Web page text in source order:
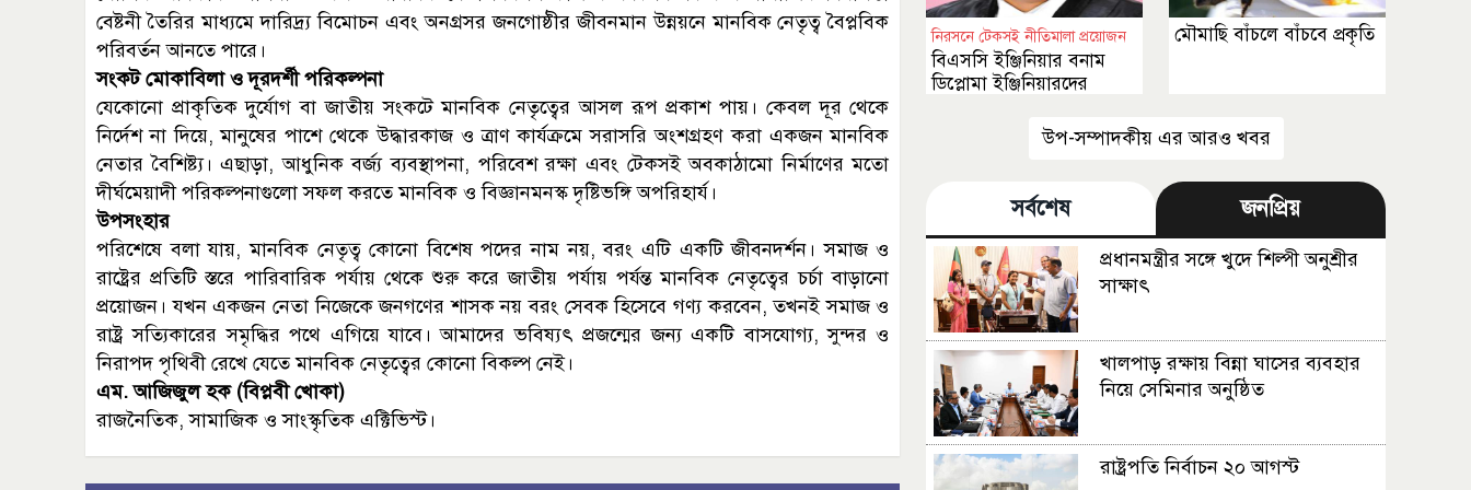
বেষ্টনী তৈরির মাধ্যমে দারিদ্র্য বিমোচন এবং অনগ্রসর জনগোষ্ঠীর জীবনমান উন্নয়নে মানবিক নেতৃত্ব বৈপ্লবিক
পরিবর্তন আনতে পারে।
সংকট মোকাবিলা ও দূরদর্শী পরিকল্পনা
যেকোনো প্রাকৃতিক দুর্যোগ বা জাতীয় সংকটে মানবিক নেতৃত্বের আসল রূপ প্রকাশ পায়। কেবল দূর থেকে
নির্দেশ না দিয়ে, মানুষের পাশে থেকে উদ্ধারকাজ ও ত্রাণ কার্যক্রমে সরাসরি অংশগ্রহণ করা একজন মানবিক
নেতার বৈশিষ্ট্য। এছাড়া, আধুনিক বর্জ্য ব্যবস্থাপনা, পরিবেশ রক্ষা এবং টেকসই অবকাঠামো নির্মাণের মতো
দীর্ঘমেয়াদী পরিকল্পনাগুলো সফল করতে মানবিক ও বিজ্ঞানমনস্ক দৃষ্টিভঙ্গি অপরিহার্য।
উপসংহার
পরিশেষে বলা যায়, মানবিক নেতৃত্ব কোনো বিশেষ পদের নাম নয়, বরং এটি একটি জীবনদর্শন। সমাজ ও
রাষ্ট্রের প্রতিটি স্তরে পারিবারিক পর্যায় থেকে শুরু করে জাতীয় পর্যায় পর্যন্ত মানবিক নেতৃত্বের চর্চা বাড়ানো
প্রয়োজন। যখন একজন নেতা নিজেকে জনগণের শাসক নয় বরং সেবক হিসেবে গণ্য করবেন, তখনই সমাজ ও
রাষ্ট্র সত্যিকারের সমৃদ্ধির পথে এগিয়ে যাবে। আমাদের ভবিষ্যৎ প্রজন্মের জন্য একটি বাসযোগ্য, সুন্দর ও
নিরাপদ পৃথিবী রেখে যেতে মানবিক নেতৃত্বের কোনো বিকল্প নেই।
এম. আজিজুল হক (বিপ্লবী খোকা)
রাজনৈতিক, সামাজিক ও সাংস্কৃতিক এক্টিভিস্ট।
নিরসনে টেকসই নীতিমালা প্রয়োজন
বিএসসি ইঞ্জিনিয়ার বনাম
ডিপ্লোমা ইঞ্জিনিয়ারদের
মৌমাছি বাঁচলে বাঁচবে প্রকৃতি
উপ-সম্পাদকীয় এর আরও খবর
সর্বশেষ জনপ্রিয়
প্রধানমন্ত্রীর সঙ্গে খুদে শিল্পী অনুশ্রীর
সাক্ষাৎ
খালপাড় রক্ষায় বিন্না ঘাসের ব্যবহার
নিয়ে সেমিনার অনুষ্ঠিত
রাষ্ট্রপতি নির্বাচন ২০ আগস্ট